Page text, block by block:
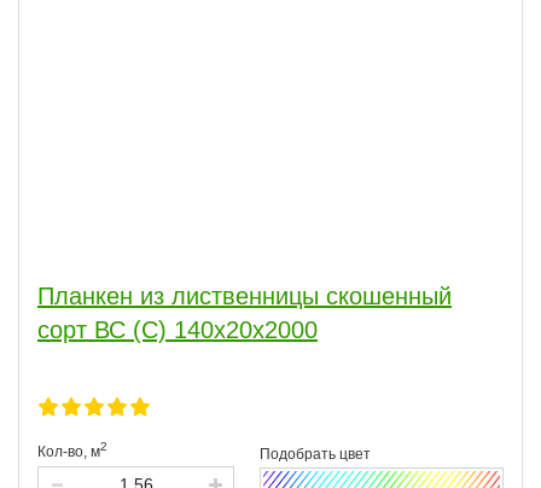
Планкен из лиственницы скошенный
сорт ВС (С) 140x20x2000
Кол-во, м2